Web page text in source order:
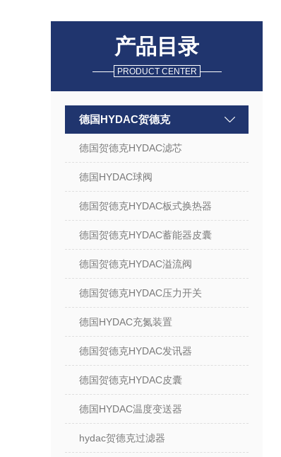
产品目录
PRODUCT CENTER
德国HYDAC贺德克
德国贺德克HYDAC滤芯
德国HYDAC球阀
德国贺德克HYDAC板式换热器
德国贺德克HYDAC蓄能器皮囊
德国贺德克HYDAC溢流阀
德国贺德克HYDAC压力开关
德国HYDAC充氮装置
德国贺德克HYDAC发讯器
德国贺德克HYDAC皮囊
德国HYDAC温度变送器
hydac贺德克过滤器